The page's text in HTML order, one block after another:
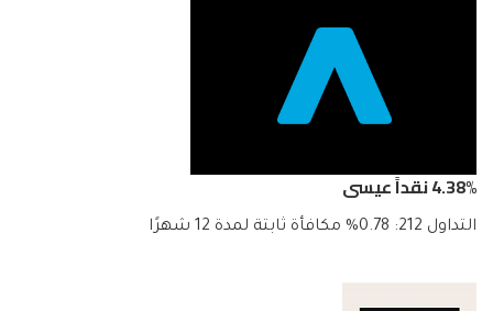
4.38% نقداً عيسى
التداول 212: 0.78% مكافأة ثابتة لمدة 12 شهرًا